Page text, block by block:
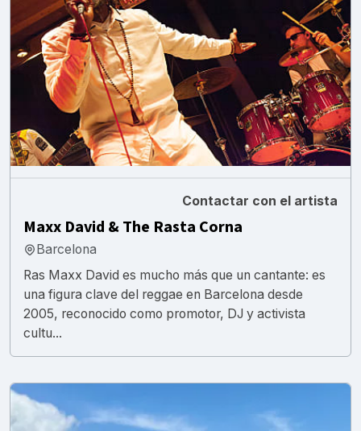
Contactar con el artista
Maxx David & The Rasta Corna
Barcelona
Ras Maxx David es mucho más que un cantante: es
una figura clave del reggae en Barcelona desde
2005, reconocido como promotor, DJ y activista
cultu...